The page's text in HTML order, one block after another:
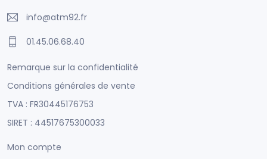
info@atm92.fr
01.45.06.68.40
Remarque sur la confidentialité
Conditions générales de vente
TVA : FR30445176753
SIRET : 44517675300033
Mon compte